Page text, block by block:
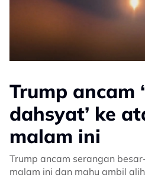
Trump ancam
dahsyat’ ke
malam ini
Trump ancam serangan
malam ini dan mahu ambil